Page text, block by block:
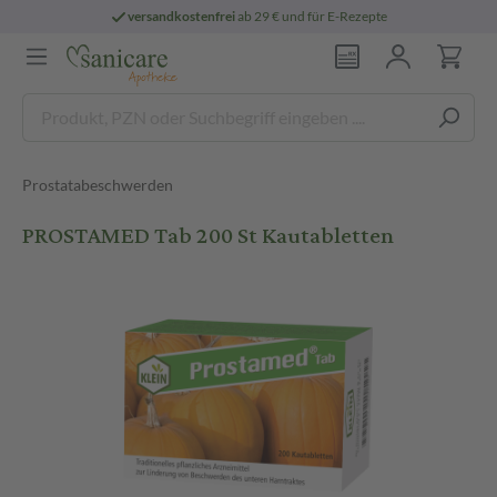
versandkostenfreiab 29 € und für E-Rezepte
Prostatabeschwerden
PROSTAMED Tab 200 St Kautabletten